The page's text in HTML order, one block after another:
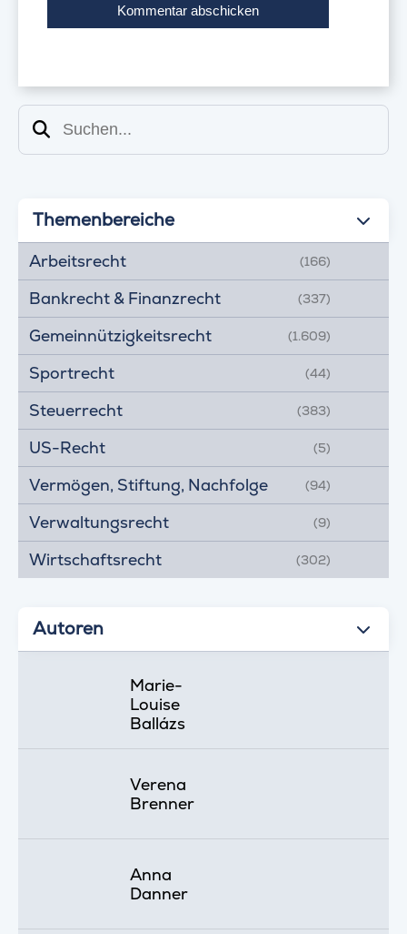
Suchen
Themenbereiche
Arbeitsrecht (166)
Bankrecht & Finanzrecht (337)
Gemeinnützigkeitsrecht (1.609)
Sportrecht (44)
Steuerrecht (383)
US-Recht (5)
Vermögen, Stiftung, Nachfolge (94)
Verwaltungsrecht (9)
Wirtschaftsrecht (302)
Autoren
Marie-
Louise
Ballázs
Verena
Brenner
Anna
Danner